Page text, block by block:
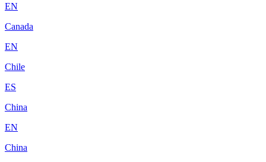
EN
Canada
EN
Chile
ES
China
EN
China